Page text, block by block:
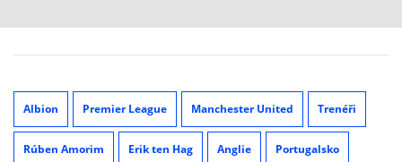
Albion Premier League Manchester United Trenéři
Rúben Amorim Erik ten Hag Anglie Portugalsko